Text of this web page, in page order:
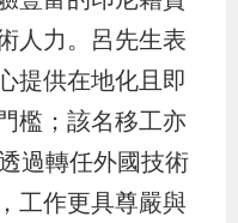
人力。呂先生表
提供在地化且即
檻；該名移工亦
過轉任外國技術
工作更具尊嚴與